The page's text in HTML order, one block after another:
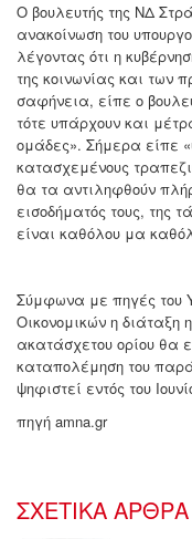
Ο βουλευτής της ΝΔ
ανακοίνωση του
λέγοντας ότι η
της κοινωνίας και των
σαφήνεια, είπε ο
τότε υπάρχουν και
ομάδες». Σήμερα είπε
κατασχεμένους
θα τα αντιληφθούν
εισοδήματός τους, της
είναι καθόλου μα
Σύμφωνα με πηγές του
Οικονομικών η διάταξη
ακατάσχετου ορίου θα
καταπολέμηση του
ψηφιστεί εντός του
πηγή amna.gr
ΣΧΕΤΙΚΑ ΑΡΘΡΑ